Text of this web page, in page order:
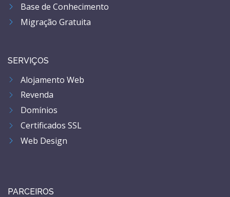
Base de Conhecimento
Migração Gratuita
SERVIÇOS
Alojamento Web
Revenda
Domínios
Certificados SSL
Web Design
PARCEIROS